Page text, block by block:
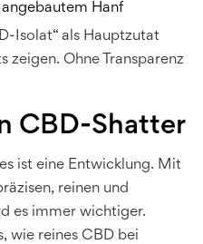
Hanf
Isolat“ als Hauptzutat
zeigen. Ohne Transparenz
CBD-Shatter
ist eine Entwicklung. Mit
reinen und
es immer wichtiger.
wie reines CBD bei